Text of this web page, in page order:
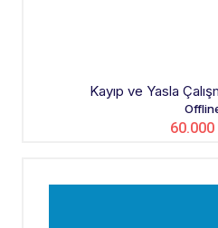
Kayıp ve Yasla
60.000